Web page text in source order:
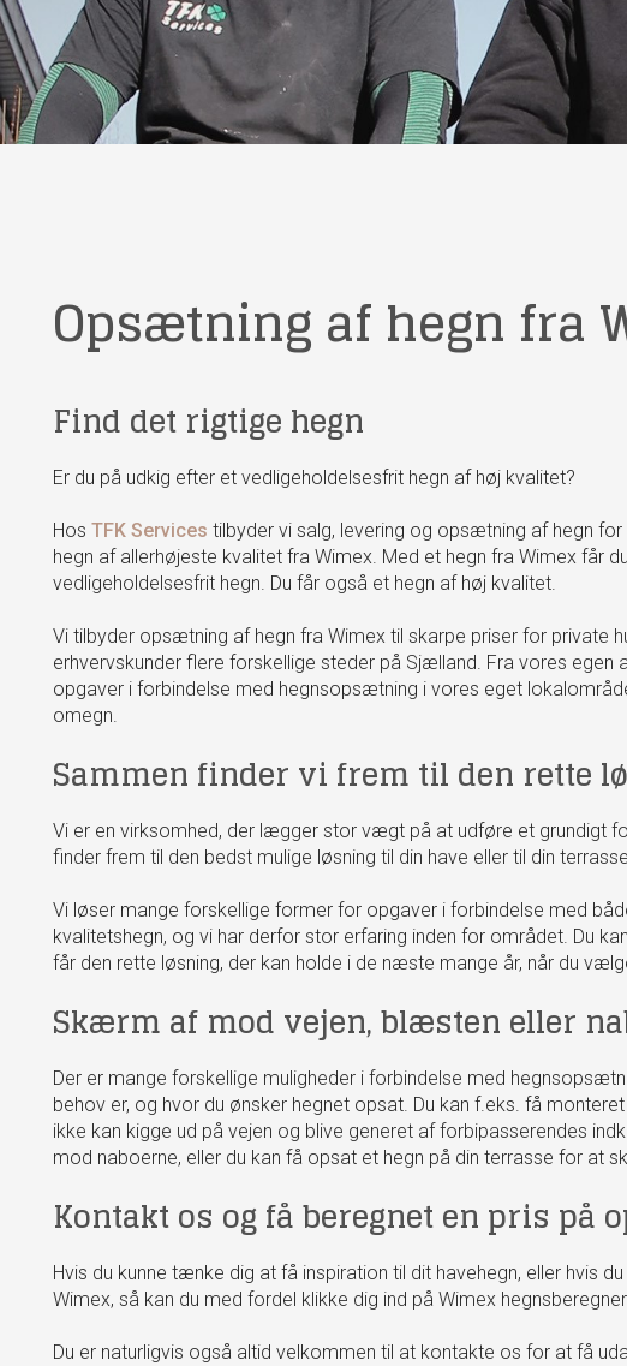
Opsætning af hegn fra
Find det rigtige hegn
Er du på udkig efter et vedligeholdelsesfrit hegn af høj kvalitet?
HosTFK Services tilbyder vi salg, levering og opsætning af hegn
hegn af allerhøjeste kvalitet fra Wimex. Med et hegn fra Wimex får
vedligeholdelsesfrit hegn. Du får også et hegn af høj kvalitet.
Vi tilbyder opsætning af hegn fra Wimex til skarpe priser for private
erhvervskunder flere forskellige steder på Sjælland. Fra vores egen
opgaver i forbindelse med hegnsopsætning i vores eget
omegn.
Sammen finder vi frem til den rette
Vi er en virksomhed, der lægger stor vægt på at udføre et grundigt
finder frem til den bedst mulige løsning til din have eller til din
Vi løser mange forskellige former for opgaver i forbindelse med
kvalitetshegn, og vi har derfor stor erfaring inden for området. Du
får den rette løsning, der kan holde i de næste mange år, når du
Skærm af mod vejen, blæsten eller
Der er mange forskellige muligheder i forbindelse med
behov er, og hvor du ønsker hegnet opsat. Du kan f.eks. få
ikke kan kigge ud på vejen og blive generet af forbipasserendes
mod naboerne, eller du kan få opsat et hegn på din terrasse for at
Kontakt os og få beregnet en pris på
Hvis du kunne tænke dig at få inspiration til dit havehegn, eller hvis
Wimex, så kan du med fordel klikke dig ind på Wimex
Du er naturligvis også altid velkommen til at kontakte os for at få